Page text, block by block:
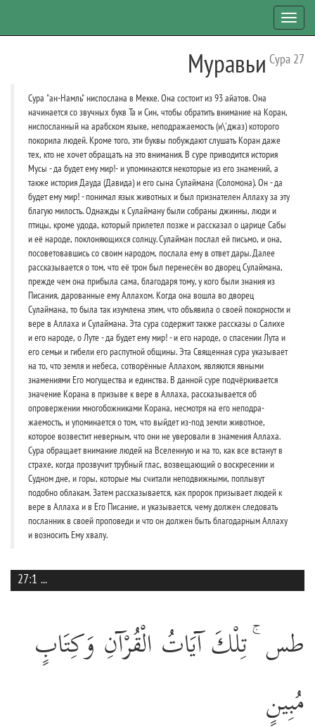
Муравьи Сура 27
Сура "ан-Намль" ниспослана в Мекке. Она состоит из 93 айатов. Она
начинается со звучных букв Та и Син, чтобы обратить внимание на Коран,
ниспосланный на арабском языке, неподражаемость (и\'джаз) которого
покорила людей. Кроме того, эти буквы побуждают слушать Коран даже
тех, кто не хочет обращать на это внимания. В суре приводится история
Мусы - да будет ему мир!- и упоминаются некоторые из его знамений, а
также история Дауда (Давида) и его сына Сулаймана (Соломона). Он - да
будет ему мир! - понимал язык животных и был признателен Аллаху за эту
благую милость. Однажды к Сулайману были собраны джинны, люди и
птицы, кроме удода, который прилетел позже и рассказал о царице Сабы
и её народе, поклоняющихся солнцу. Сулайман послал ей письмо, и она,
посоветовавшись со своим народом, послала ему в ответ дары. Далее
рассказывается о том, что её трон был перенесён во дворец Сулаймана,
прежде чем она прибыла сама, благодаря тому, у кого были знания из
Писания, дарованные ему Аллахом. Когда она вошла во дворец
Сулаймана, то была так изумлена этим, что объявила о своей покорности и
вере в Аллаха и Сулаймана. Эта сура содержит также рассказы о Салихе
и его народе, о Луте - да будет ему мир! - и его народе, о спасении Лута и
его семьи и гибели его распутной общины. Эта Священная сура указывает
на то, что земля и небеса, сотворённые Аллахом, являются явными
знамениями Его могущества и единства. В данной суре подчёркивается
значение Корана в призыве к вере в Аллаха, рассказывается об
опровержении многобожниками Корана, несмотря на его неподра-
жаемость, и упоминается о том, что выйдет из-под земли животное,
которое возвестит неверным, что они не уверовали в знамения Аллаха.
Сура обращает внимание людей на Вселенную и на то, как все встанут в
страхе, когда прозвучит трубный глас, возвещающий о воскресении и
Судном дне, и горы, которые мы считали неподвижными, поплывут
подобно облакам. Затем рассказывается, как пророк призывает людей к
вере в Аллаха и в Его Писание, и указывается, чему должен следовать
посланник в своей проповеди и что он должен быть благодарным Аллаху
и возносить Ему хвалу.
27:1 ...
طس ۚ تِلْكَ آيَاتُ الْقُرْآنِ وَكِتَابٍ
مُبِينٍ